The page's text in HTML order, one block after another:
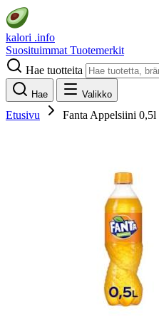
kalori .info
Suosituimmat Tuotemerkit
Hae tuotteita
Hae Valikko
Etusivu Fanta Appelsiini 0,5l